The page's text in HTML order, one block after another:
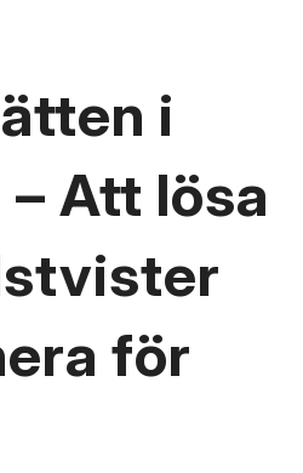
i
Att lösa
för